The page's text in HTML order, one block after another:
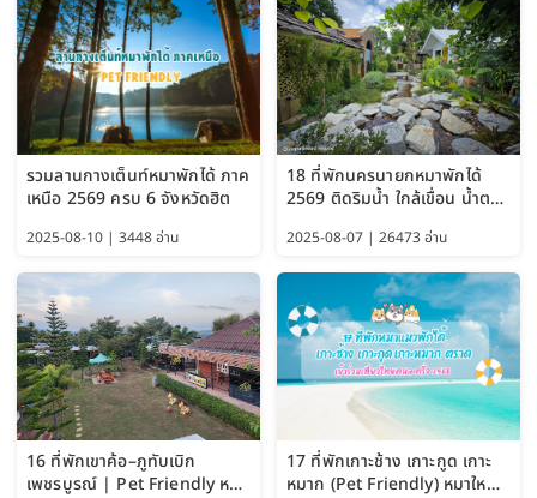
รวมลานกางเต็นท์หมาพักได้ ภาค
เหนือ 2569 ครบ 6 จังหวัดฮิต
2025-08-10 | 3448 อ่าน
18 ที่พักนครนายกหมาพักได้
2569 ติดริมน้ำ ใกล้เขื่อน น้ำตก
ได้
2025-08-07 | 26473 อ่าน
16 ที่พักเขาค้อ–ภูทับเบิก
เพชรบูรณ์ | Pet Friendly หมา
17 ที่พักเกาะช้าง เกาะกูด เกาะ
หมาก (Pet Friendly) หมาใหญ่